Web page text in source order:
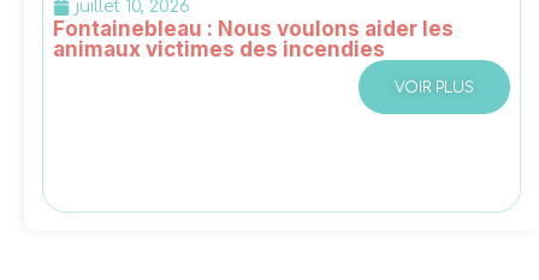
juillet 10, 2026
Fontainebleau : Nous voulons aider les
animaux victimes des incendies
VOIR PLUS